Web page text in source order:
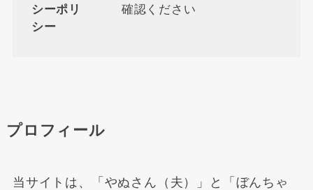
シーポリ
シー
確認ください
プロフィール
当サイト は、「やぬさん（夫）」と「ぼんちゃ